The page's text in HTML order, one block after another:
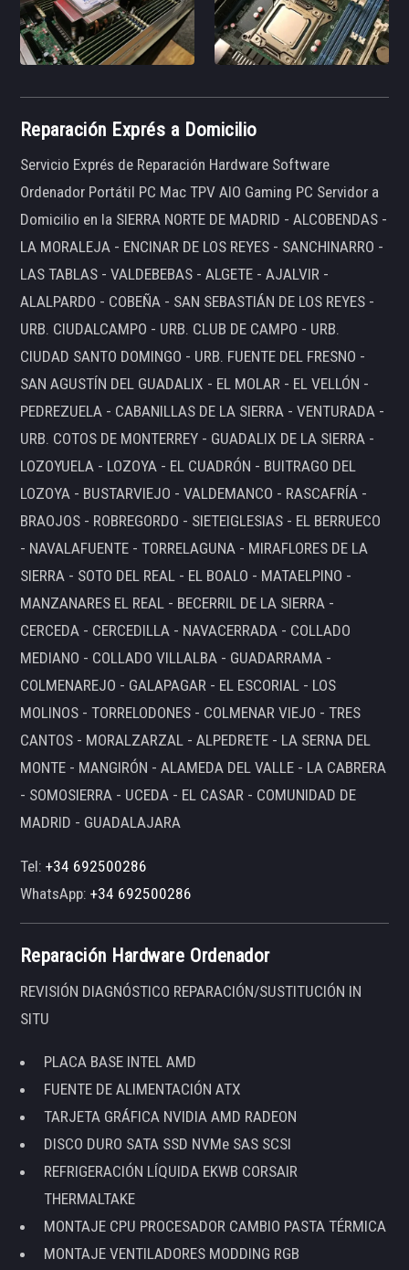
Reparación Exprés a Domicilio
Servicio Exprés de Reparación Hardware Software
Ordenador Portátil PC Mac TPV AIO Gaming PC Servidor a
Domicilio en la SIERRA NORTE DE MADRID - ALCOBENDAS -
LA MORALEJA - ENCINAR DE LOS REYES - SANCHINARRO -
LAS TABLAS - VALDEBEBAS - ALGETE - AJALVIR -
ALALPARDO - COBEÑA - SAN SEBASTIÁN DE LOS REYES -
URB. CIUDALCAMPO - URB. CLUB DE CAMPO - URB.
CIUDAD SANTO DOMINGO - URB. FUENTE DEL FRESNO -
SAN AGUSTÍN DEL GUADALIX - EL MOLAR - EL VELLÓN -
PEDREZUELA - CABANILLAS DE LA SIERRA - VENTURADA -
URB. COTOS DE MONTERREY - GUADALIX DE LA SIERRA -
LOZOYUELA - LOZOYA - EL CUADRÓN - BUITRAGO DEL
LOZOYA - BUSTARVIEJO - VALDEMANCO - RASCAFRÍA -
BRAOJOS - ROBREGORDO - SIETEIGLESIAS - EL BERRUECO
- NAVALAFUENTE - TORRELAGUNA - MIRAFLORES DE LA
SIERRA - SOTO DEL REAL - EL BOALO - MATAELPINO -
MANZANARES EL REAL - BECERRIL DE LA SIERRA -
CERCEDA - CERCEDILLA - NAVACERRADA - COLLADO
MEDIANO - COLLADO VILLALBA - GUADARRAMA -
COLMENAREJO - GALAPAGAR - EL ESCORIAL - LOS
MOLINOS - TORRELODONES - COLMENAR VIEJO - TRES
CANTOS - MORALZARZAL - ALPEDRETE - LA SERNA DEL
MONTE - MANGIRÓN - ALAMEDA DEL VALLE - LA CABRERA
- SOMOSIERRA - UCEDA - EL CASAR - COMUNIDAD DE
MADRID - GUADALAJARA
Tel:+34 692500286
WhatsApp:+34 692500286
Reparación Hardware Ordenador
REVISIÓN DIAGNÓSTICO REPARACIÓN/SUSTITUCIÓN IN
SITU
PLACA BASE INTEL AMD
FUENTE DE ALIMENTACIÓN ATX
TARJETA GRÁFICA NVIDIA AMD RADEON
DISCO DURO SATA SSD NVMe SAS SCSI
REFRIGERACIÓN LÍQUIDA EKWB CORSAIR
THERMALTAKE
MONTAJE CPU PROCESADOR CAMBIO PASTA TÉRMICA
MONTAJE VENTILADORES MODDING RGB